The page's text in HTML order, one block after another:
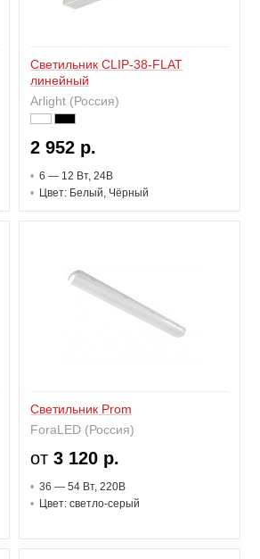
Светильник CLIP-38-FLAT
линейный
Arlight (Россия)
2 952 р.
6 — 12 Вт, 24В
Цвет: Белый, Чёрный
Светильник Prom
ForaLED (Россия)
от 3 120 р.
36 — 54 Вт, 220В
Цвет: светло-серый